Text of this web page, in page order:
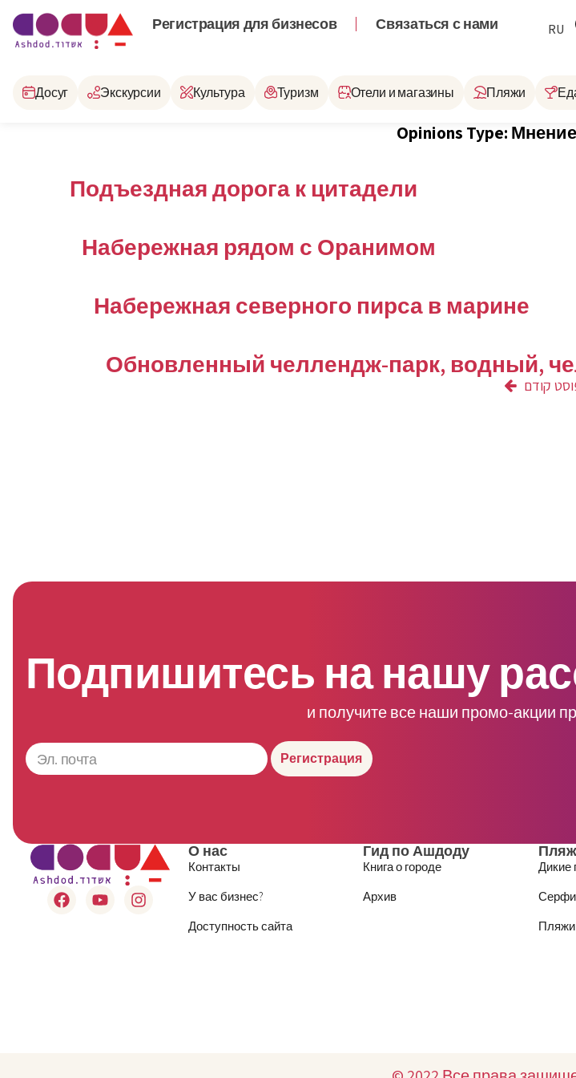
Регистрация для бизнесов Связаться с нами RU
HE
Досуг Экскурсии Культура Туризм Отели и магазины Пляжи
Opinions Type:
Подъездная дорога к цитадели
Набережная рядом с Оранимом
Набережная северного пирса в марине
Обновленный челлендж-парк, водный,
קודם
Подпишитесь на нашу
и получите все наши промо-акции
Регистрация
О нас
Контакты
У вас бизнес?
Доступность сайта
Гид по Ашдоду
Книга о городе
Архив
Дикие
Пляжи